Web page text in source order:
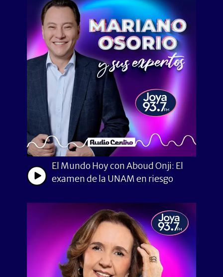
El Mundo Hoy con Aboud Onji: El
examen de la UNAM en riesgo